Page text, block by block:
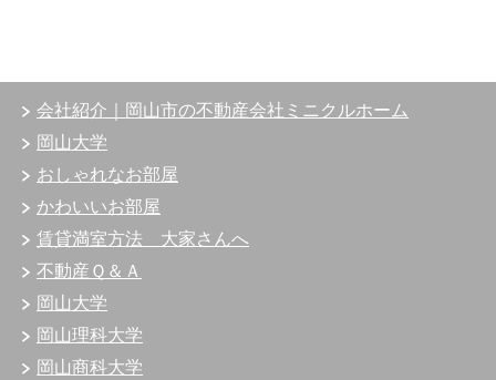
会社紹介｜岡山市の不動産会社ミニクルホーム
岡山大学
おしゃれなお部屋
かわいいお部屋
賃貸満室方法 大家さんへ
不動産Ｑ＆Ａ
岡山大学
岡山理科大学
岡山商科大学